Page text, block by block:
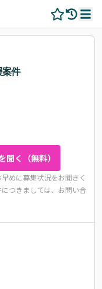
案件
聞く（無料）
めに募集状況をお聞きく
つきましては、お問い合